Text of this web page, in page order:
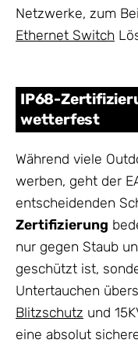
Netzwerke, zum
Ethernet Switch
IP68-
wetterfest
Während viele
werben, geht der
entscheidenden
Zertifizierung
nur gegen Staub
geschützt ist,
Untertauchen
Blitzschutz und
eine absolut